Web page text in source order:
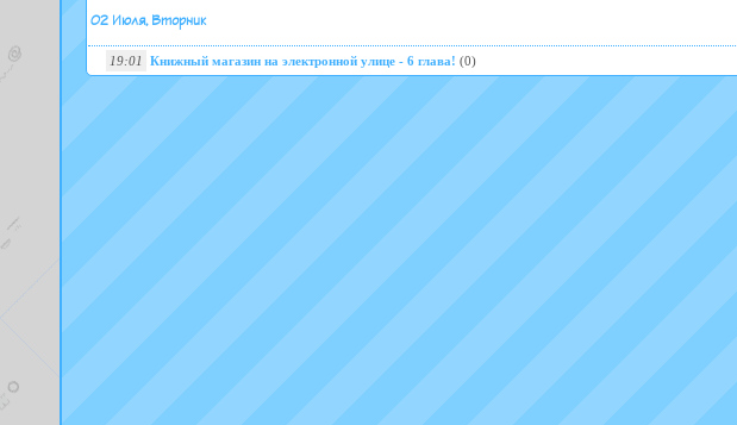
02 Июля, Вторник
19:01 Книжный магазин на электронной улице - 6 глава! (0)